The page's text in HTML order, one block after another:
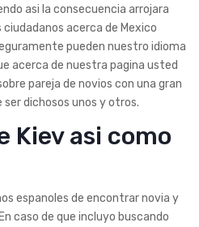
asi­ la consecuencia arrojara
acerca de Mexico
pueden nuestro idioma
acerca de nuestra pagina usted
pareja de novios con una gran
ser dichosos unos y otros.
Kiev asi­ como
espanoles de encontrar novia y
caso de que incluyo buscando